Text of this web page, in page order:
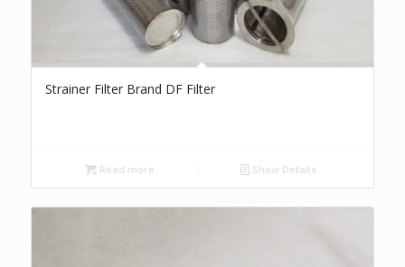
Strainer Filter Brand DF Filter
Read more Show Details